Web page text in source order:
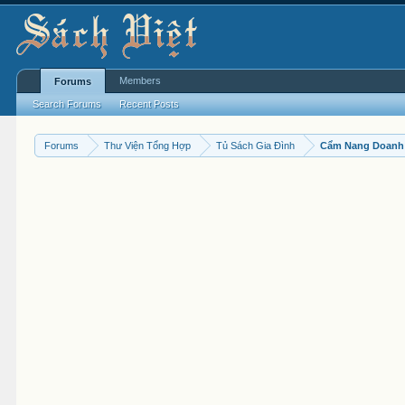
Forums Thư Viện Tổng Hợp Tủ Sách Gia Đình Cẩm Nang
Forums
Search Forums Recent Posts
Members